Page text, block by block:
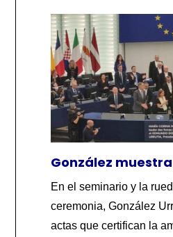
González
En el seminario y la
ceremonia, González
actas que certifican la